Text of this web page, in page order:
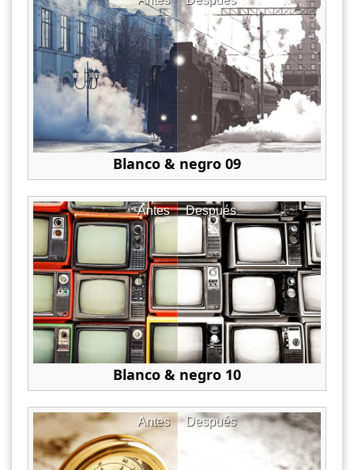
Blanco & negro 09
Después
Antes
Blanco & negro 10
Después
Antes